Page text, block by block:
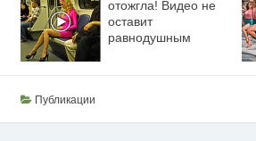
отожгла! Видео не
оставит
равнодушным
Публикации